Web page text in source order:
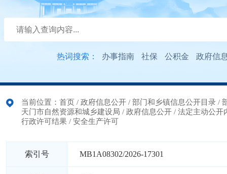
热词搜索： 办事指南 社保 公积金 政府信
当前位置： 首页 / 政府信息公开 / 部门和乡镇信息公开目录 /
天门市自然资源和城乡建设局 / 政府信息公开 / 法定主动公开
行政许可结果 / 安全生产许可
索引号 MB1A08302/2026-17301